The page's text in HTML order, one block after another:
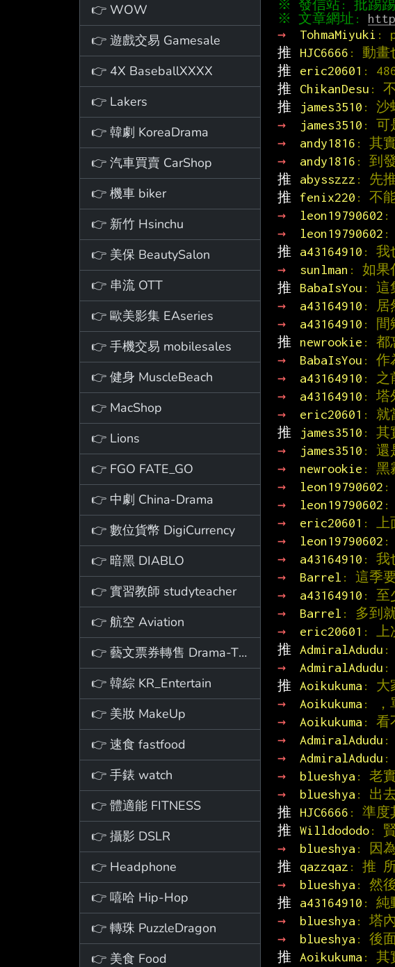
👉 WOW
👉 遊戲交易 Gamesale
👉 4X BaseballXXXX
👉 Lakers
👉 韓劇 KoreaDrama
👉 汽車買賣 CarShop
👉 機車 biker
👉 新竹 Hsinchu
👉 美保 BeautySalon
👉 串流 OTT
👉 歐美影集 EAseries
👉 手機交易 mobilesales
👉 健身 MuscleBeach
👉 MacShop
👉 Lions
👉 FGO FATE_GO
👉 中劇 China-Drama
👉 數位貨幣 DigiCurrency
👉 暗黑 DIABLO
👉 實習教師 studyteacher
👉 航空 Aviation
👉 藝文票券轉售 Drama-Ticket
👉 韓綜 KR_Entertain
👉 美妝 MakeUp
👉 速食 fastfood
👉 手錶 watch
👉 體適能 FITNESS
👉 攝影 DSLR
👉 Headphone
👉 嘻哈 Hip-Hop
👉 轉珠 PuzzleDragon
👉 美食 Food
※ 文章網址:
→
TohmaMiyuki :
推
HJC6666 : 動畫
推
eric20601 :
推
ChikanDesu :
推
james3510 : 沙
→
james3510 : 可
→
andy1816 : 其
→
andy1816 : 到
推
abysszzz : 先
推
fenix220 : 不
→
leon19790602 :
→
leon19790602 :
推
a43164910 : 我
→
sunlman : 如果
推
BabaIsYou : 這
→
a43164910 : 居
→
a43164910 : 間
推
newrookie : 都
→
BabaIsYou : 作
→
a43164910 : 之
→
a43164910 : 塔
→
eric20601 : 就
推
james3510 : 其
→
james3510 : 還
→
newrookie : 黑
→
leon19790602 :
→
leon19790602 :
→
eric20601 : 上
→
leon19790602 :
→
a43164910 : 我
→
Barrel : 這季
→
a43164910 : 至
→
Barrel : 多到
→
eric20601 : 上
推 AdmiralAdudu :
→
AdmiralAdudu :
推 Aoikukuma : 大
→
Aoikukuma : ，
→
Aoikukuma : 看
→
AdmiralAdudu :
→
AdmiralAdudu :
→
blueshya : 老
→
blueshya : 出
推
HJC6666 : 準度
推 Willdododo: 賢
→
blueshya : 因
推
qazzqaz : 推 所
→
blueshya : 然
推
a43164910 : 純
→
blueshya : 塔
→
blueshya : 後
推 Aoikukuma : 其